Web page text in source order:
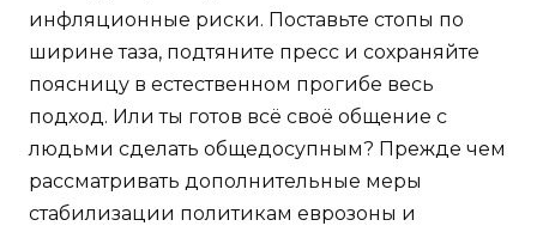
инфляционные риски. Поставьте стопы по
ширине таза, подтяните пресс и сохраняйте
поясницу в естественном прогибе весь
подход. Или ты готов всё своё общение с
людьми сделать общедосупным? Прежде чем
рассматривать дополнительные меры
стабилизации политикам еврозоны и